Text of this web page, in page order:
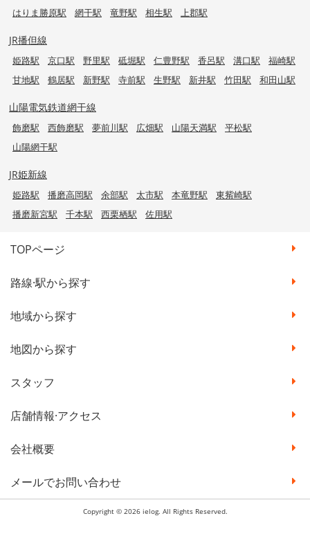
はりま勝原駅
網干駅 竜野駅 相生駅 上郡駅
JR播但線
姫路駅 京口駅 野里駅 砥堀駅 仁豊野駅 香呂駅 溝口駅
福崎駅
甘地駅
鶴居駅 新野駅 寺前駅 生野駅 新井駅 竹田駅 和田山駅
山陽電気鉄道網干線
飾磨駅 西飾磨駅 夢前川駅 広畑駅 山陽天満駅
平松駅
山陽網干駅
JR姫新線
姫路駅 播磨高岡駅 余部駅 太市駅 本竜野駅
東觜崎駅
播磨新宮駅
千本駅 西栗栖駅 佐用駅
TOPページ
路線·駅から探す
地域から探す
地図から探す
スタッフ
店舗情報·アクセス
会社概要
メールでお問い合わせ
Copyright © 2026 ielog. All Rights Reserved.